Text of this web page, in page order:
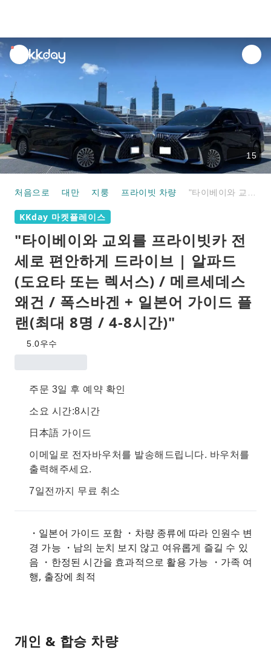
unread
notifications
15
처음으로 대만 지룽 프라이빗 차량
KKday 마켓플레이스
"타이베이와 교외를 프라이빗카 전
세로 편안하게 드라이브 | 알파드
(도요타 또는 렉서스) / 메르세데스
왜건 / 폭스바겐 + 일본어 가이드 플
랜(최대 8명 / 4-8시간)"
5.0우수
주문 3일 후 예약 확인
소요 시간:8시간
日本語 가이드
이메일로 전자바우처를 발송해드립니다. 바우처를
출력해주세요.
7일전까지 무료 취소
・일본어 가이드 포함 ・차량 종류에 따라 인원수 변
경 가능 ・남의 눈치 보지 않고 여유롭게 즐길 수 있
음 ・한정된 시간을 효과적으로 활용 가능 ・가족 여
행, 출장에 최적
개인 & 합승 차량